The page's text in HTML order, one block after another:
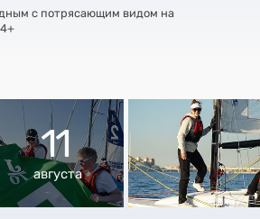
с потрясающим видом на
11
августа